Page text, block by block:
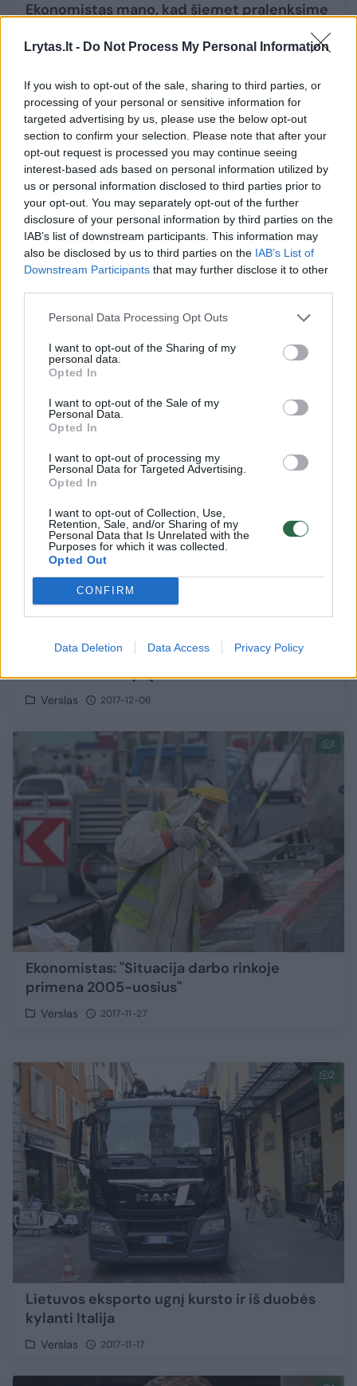
Lrytas.lt - Do Not Process My Personal Information
If you wish to opt-out of the sale, sharing to third parties, or
processing of your personal or sensitive information for
targeted advertising by us, please use the below opt-out
section to confirm your selection. Please note that after your
opt-out request is processed you may continue seeing
interest-based ads based on personal information utilized by
us or personal information disclosed to third parties prior to
your opt-out. You may separately opt-out of the further
disclosure of your personal information by third parties on the
IAB’s list of downstream participants. This information may
also be disclosed by us to third parties on the IAB’s List of
Downstream Participants that may further disclose it to other
Personal Data Processing Opt Outs
I want to opt-out of the Sharing of my
personal data.
Opted In
I want to opt-out of the Sale of my
Personal Data.
Opted In
I want to opt-out of processing my
Personal Data for Targeted Advertising.
Opted In
I want to opt-out of Collection, Use,
Retention, Sale, and/or Sharing of my
Personal Data that Is Unrelated with the
Purposes for which it was collected.
Opted Out
CONFIRM
Data Deletion Data Access Privacy Policy
Ekonomistas mano, kad šiemet pralenksime
Verslas 2018-01-30
R. Grajausko Lietuva. Baltijos pajūris, L.
Donskis ir pietūs su V. Adamkumi
Verslas
Ekonomistas įvardijo problemą, kurią
Lietuvai reikia spręsti nedelsiant
Verslas 2017-12-06
1
Ekonomistas: "Situacija darbo rinkoje
primena 2005-uosius"
Verslas 2017-11-27
2
Lietuvos eksporto ugnį kursto ir iš duobės
kylanti Italija
Verslas 2017-11-17